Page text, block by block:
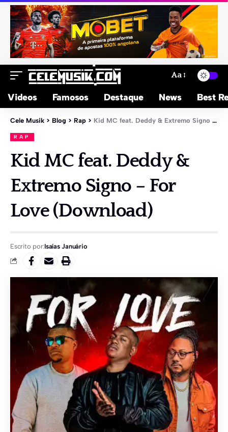
Aa
Videos Famosos Destaque News Best
Cele Musik > Blog > Rap > Kid MC feat. Deddy & Extremo Signo – For Love (Download)
RAP
Kid MC feat. Deddy &
Extremo Signo – For
Love (Download)
Escrito por:Isaías Januário